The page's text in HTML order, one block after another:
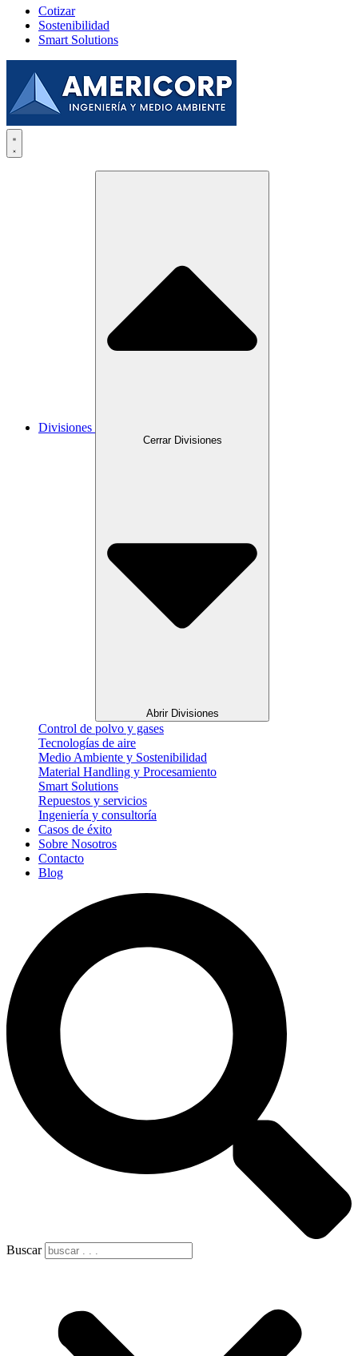
Cotizar
Sostenibilidad
Smart Solutions
Divisiones
Cerrar Divisiones
Abrir Divisiones
Control de polvo y gases
Tecnologías de aire
Medio Ambiente y Sostenibilidad
Material Handling y Procesamiento
Smart Solutions
Repuestos y servicios
Ingeniería y consultoría
Casos de éxito
Sobre Nosotros
Contacto
Blog
Buscar